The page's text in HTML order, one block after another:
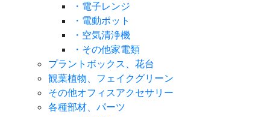
・電子レンジ
・電動ポット
・空気清浄機
・その他家電類
プラントボックス、花台
観葉植物、フェイクグリーン
その他オフィスアクセサリー
各種部材、パーツ